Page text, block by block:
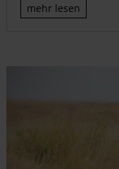
mehr lesen